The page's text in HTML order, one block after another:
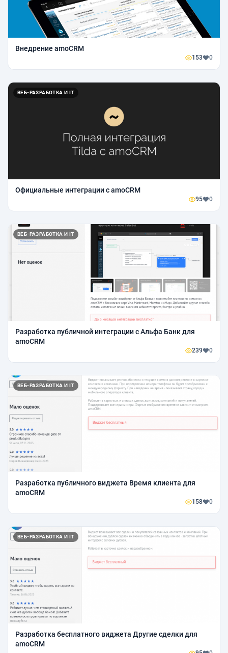
Внедрение amoCRM
153 0
ВЕБ-РАЗРАБОТКА И IT
Официальные интеграции с amoCRM
95 0
ВЕБ-РАЗРАБОТКА И IT
Разработка публичной интеграции с Альфа Банк для
amoCRM
239 0
ВЕБ-РАЗРАБОТКА И IT
Разработка публичного виджета Время клиента для
amoCRM
158 0
ВЕБ-РАЗРАБОТКА И IT
Разработка бесплатного виджета Другие сделки для
amoCRM